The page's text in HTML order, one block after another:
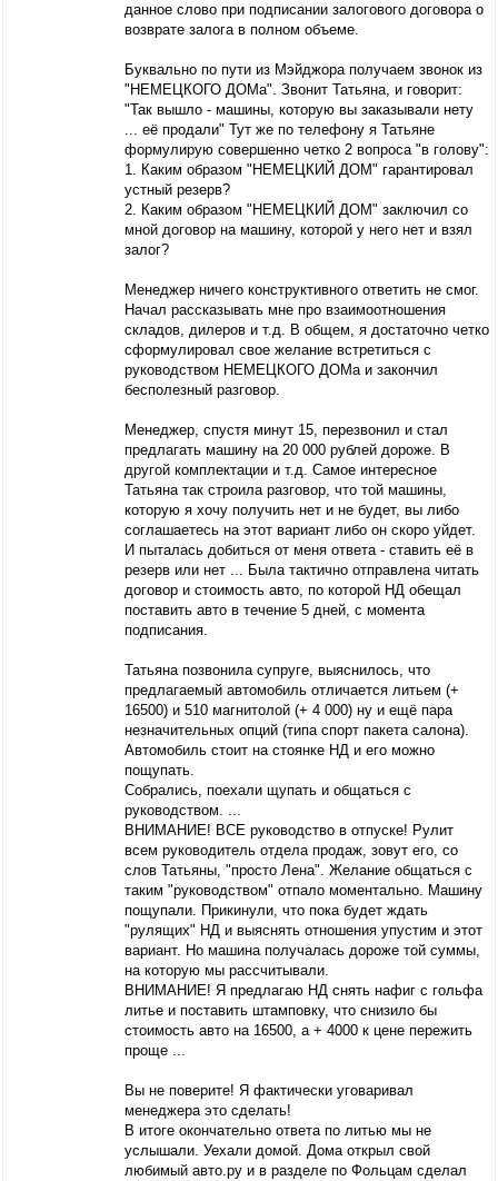
данное слово при подписании залогового договора о
возврате залога в полном объеме.
Буквально по пути из Мэйджора получаем звонок из
"НЕМЕЦКОГО ДОМа". Звонит Татьяна, и говорит:
"Так вышло - машины, которую вы заказывали нету
... её продали" Тут же по телефону я Татьяне
формулирую совершенно четко 2 вопроса "в голову":
1. Каким образом "НЕМЕЦКИЙ ДОМ" гарантировал
устный резерв?
2. Каким образом "НЕМЕЦКИЙ ДОМ" заключил со
мной договор на машину, которой у него нет и взял
залог?
Менеджер ничего конструктивного ответить не смог.
Начал рассказывать мне про взаимоотношения
складов, дилеров и т.д. В общем, я достаточно четко
сформулировал свое желание встретиться с
руководством НЕМЕЦКОГО ДОМа и закончил
бесполезный разговор.
Менеджер, спустя минут 15, перезвонил и стал
предлагать машину на 20 000 рублей дороже. В
другой комплектации и т.д. Самое интересное
Татьяна так строила разговор, что той машины,
которую я хочу получить нет и не будет, вы либо
соглашаетесь на этот вариант либо он скоро уйдет.
И пыталась добиться от меня ответа - ставить её в
резерв или нет ... Была тактично отправлена читать
договор и стоимость авто, по которой НД обещал
поставить авто в течение 5 дней, с момента
подписания.
Татьяна позвонила супруге, выяснилось, что
предлагаемый автомобиль отличается литьем (+
16500) и 510 магнитолой (+ 4 000) ну и ещё пара
незначительных опций (типа спорт пакета салона).
Автомобиль стоит на стоянке НД и его можно
пощупать.
Собрались, поехали щупать и общаться с
руководством. ...
ВНИМАНИЕ! ВСЕ руководство в отпуске! Рулит
всем руководитель отдела продаж, зовут его, со
слов Татьяны, "просто Лена". Желание общаться с
таким "руководством" отпало моментально. Машину
пощупали. Прикинули, что пока будет ждать
"рулящих" НД и выяснять отношения упустим и этот
вариант. Но машина получалась дороже той суммы,
на которую мы рассчитывали.
ВНИМАНИЕ! Я предлагаю НД снять нафиг с гольфа
литье и поставить штамповку, что снизило бы
стоимость авто на 16500, а + 4000 к цене пережить
проще ...
Вы не поверите! Я фактически уговаривал
менеджера это сделать!
В итоге окончательно ответа по литью мы не
услышали. Уехали домой. Дома открыл свой
любимый авто.ру и в разделе по Фольцам сделал